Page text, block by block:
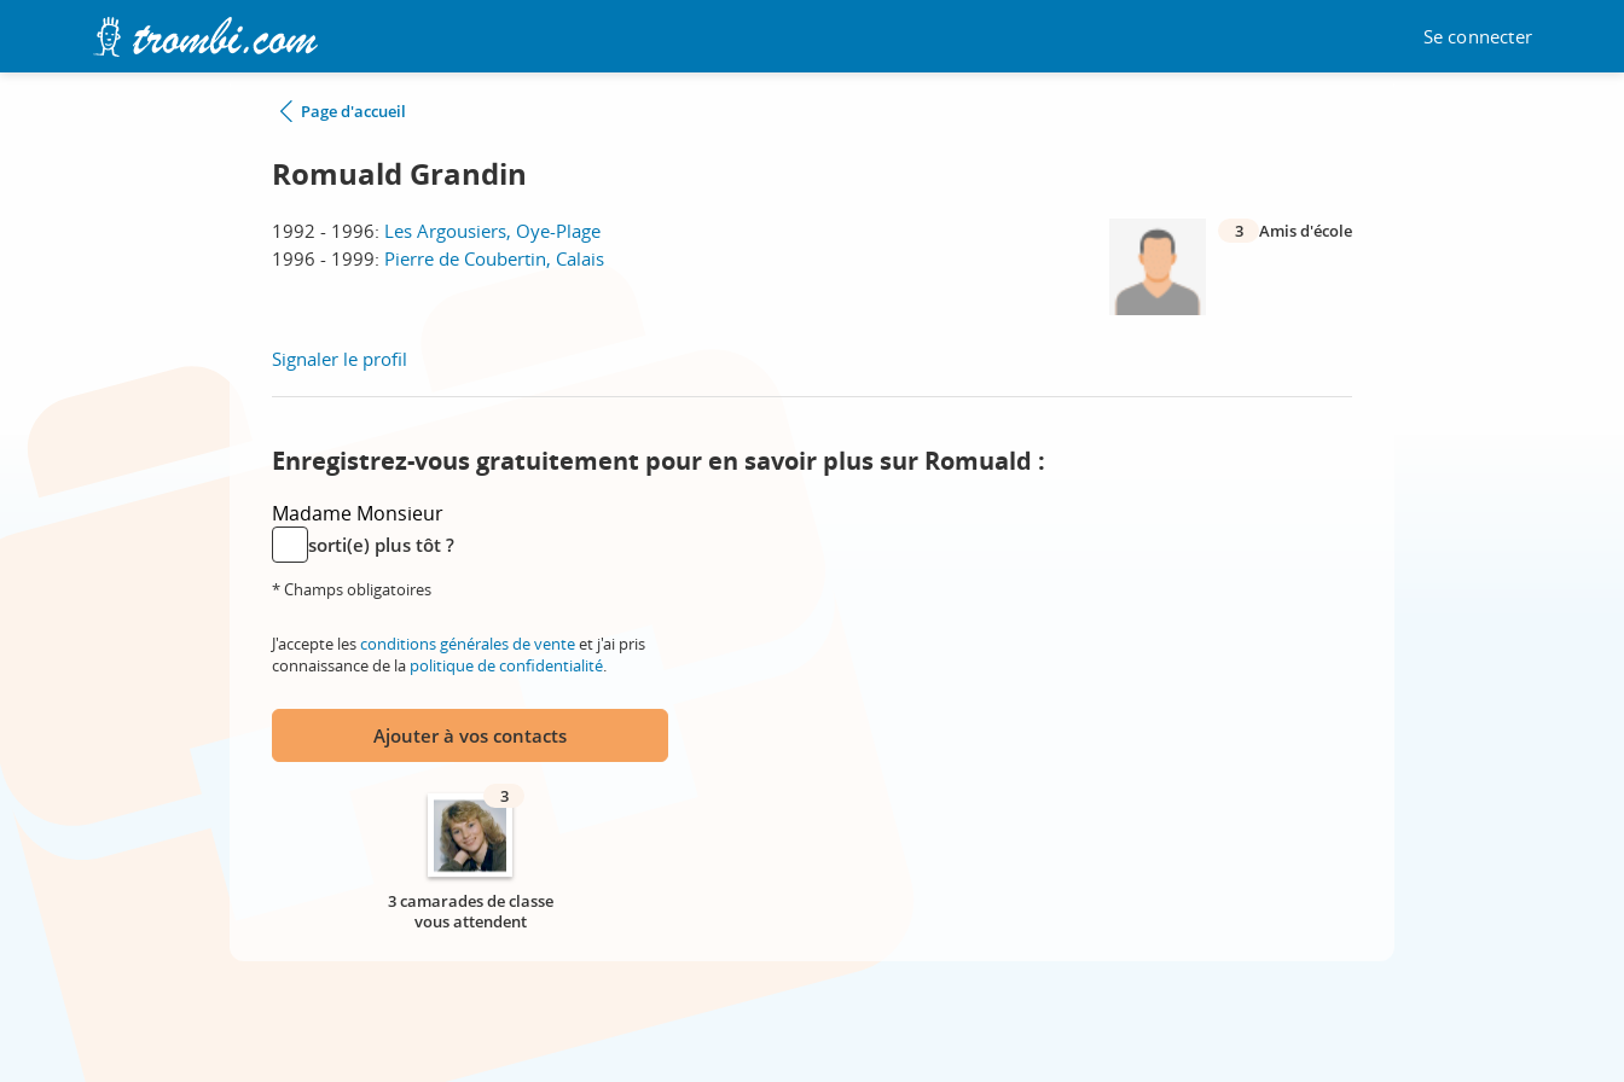
Se connecter
Page d'accueil
Romuald Grandin
1992 - 1996: Les Argousiers, Oye-Plage
1996 - 1999: Pierre de Coubertin, Calais
3 Amis d'école
Signaler le profil
Enregistrez-vous gratuitement pour en savoir plus sur Romuald :
Madame Monsieur
sorti(e) plus tôt ?
* Champs obligatoires
J'accepte lesconditions générales de venteet j'ai pris
connaissance de la politique de confidentialité.
Ajouter à vos contacts
3
3 camarades de classe
vous attendent